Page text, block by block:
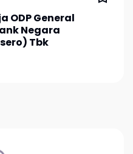
ODP General
Negara
Tbk